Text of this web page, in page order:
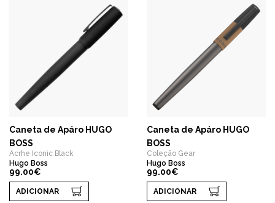
Caneta de Apáro HUGO
BOSS
Acrhe Iconic Black
Hugo Boss
99.00€
ADICIONAR
Caneta de Apáro HUGO
BOSS
Coleção Gear
Hugo Boss
99.00€
ADICIONAR